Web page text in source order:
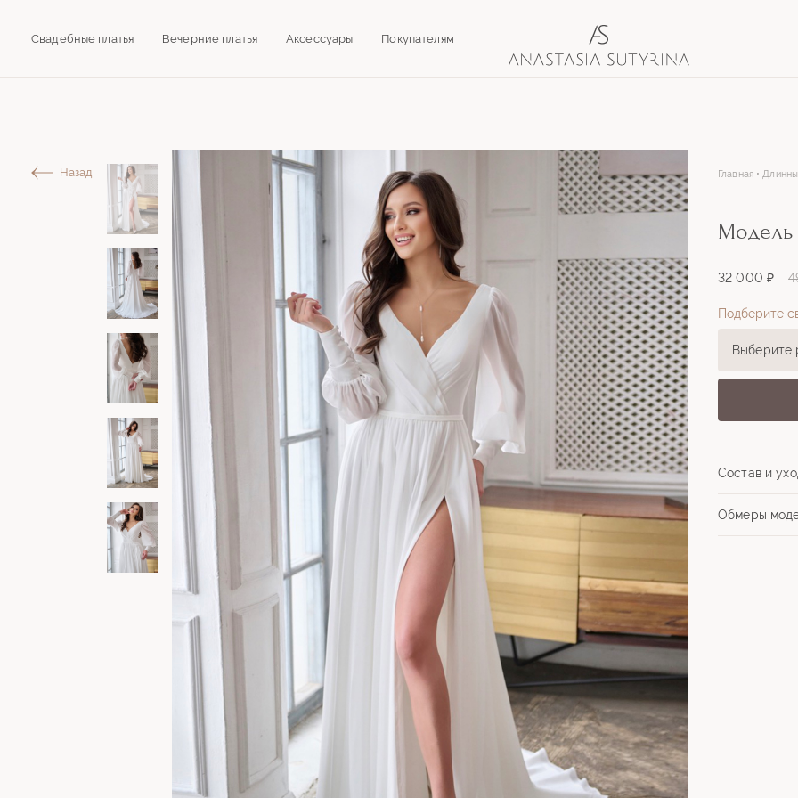
Свадебные платья Вечерние платья Аксессуары Покупателям
Назад Главная
Модель
32 000 ₽
Подберите
Выберите
Состав и
Обмеры